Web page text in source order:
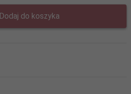
Dodaj do koszyka